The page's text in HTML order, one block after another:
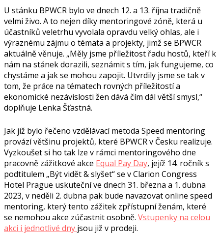
U stánku BPWCR bylo ve dnech 12. a 13. října tradičně
velmi živo. A to nejen díky mentoringové zóně, která u
účastníků veletrhu vyvolala opravdu velký ohlas, ale i
výraznému zájmu o témata a projekty, jimž se BPWCR
aktuálně věnuje. „Měly jsme příležitost řadu hostů, kteří k
nám na stánek dorazili, seznámit s tím, jak fungujeme, co
chystáme a jak se mohou zapojit. Utvrdily jsme se tak v
tom, že práce na tématech rovných příležitostí a
ekonomické nezávislosti žen dává čím dál větší smysl,“
doplňuje Lenka Šťastná.
Jak již bylo řečeno vzdělávací metoda Speed mentoring
provází většinu projektů, které BPWCR v Česku realizuje.
Vyzkoušet si ho tak lze v rámci mentoringového dne
pracovně zážitkové akce Equal Pay Day, jejíž 14. ročník s
podtitulem „Být vidět & slyšet“ se v Clarion Congress
Hotel Prague uskuteční ve dnech 31. března a 1. dubna
2023, v neděli 2. dubna pak bude navazovat online speed
mentoring, který tento zážitek zpřístupní ženám, které
se nemohou akce zúčastnit osobně. Vstupenky na celou
akci i jednotlivé dny jsou již v prodeji.